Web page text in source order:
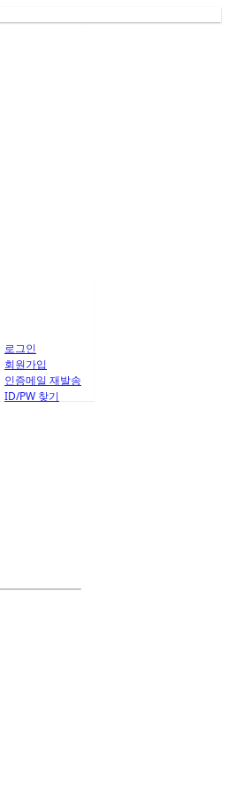
로그인
회원가입
인증메일 재발송
ID/PW 찾기